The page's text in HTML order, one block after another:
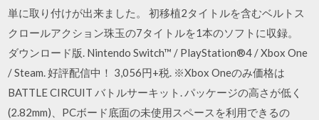
単に取り付けが出来ました。 初移植2タイトルを含むベルトス
クロールアクション珠玉の7タイトルを1本のソフトに収録。
ダウンロード版. Nintendo Switch™ / PlayStation®4 / Xbox One
/ Steam. 好評配信中！ 3,056円+税. ※Xbox Oneのみ価格は
BATTLE CIRCUIT バトルサーキット. パッケージの高さが低く
(2.82mm)、PCボード底面の未使用スペースを利用できるの